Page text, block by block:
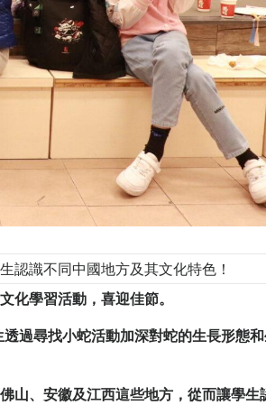
認識不同中國地方及其文化特色！
化學習活動，喜迎佳節。
過尋找小蛇活動加深對蛇的生長形態
山、安徽及江西這些地方，從而讓學生